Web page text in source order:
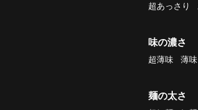
超あっさり
味の濃さ
超薄味 薄味
麺の太さ